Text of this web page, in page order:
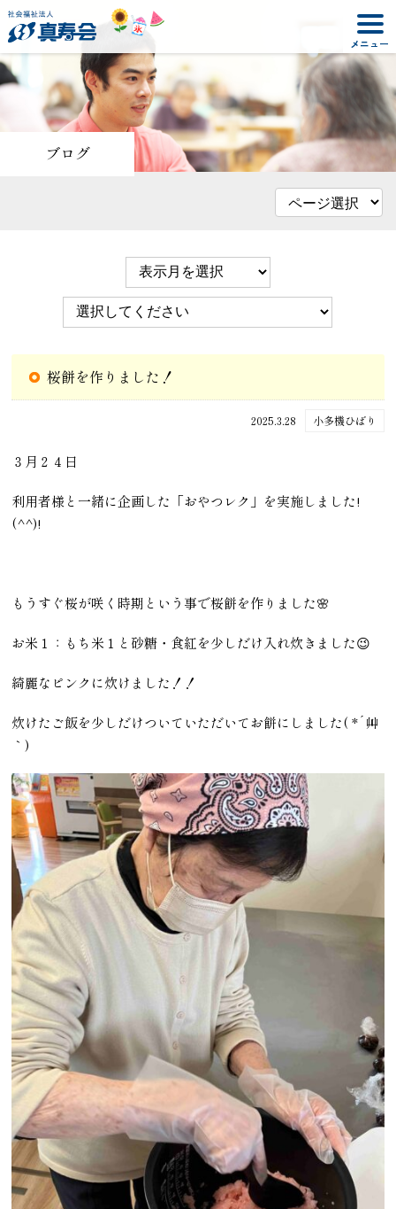
ブログ
桜餅を作りました！
2025.3.28 小多機ひばり
３月２４日
利用者様と一緒に企画した「おやつレク」を実施しました!
(^^)!
もうすぐ桜が咲く時期という事で桜餅を作りました🌸
お米１：もち米１と砂糖・食紅を少しだけ入れ炊きました😉
綺麗なピンクに炊けました！！
炊けたご飯を少しだけついていただいてお餅にしました( *´艸
｀)